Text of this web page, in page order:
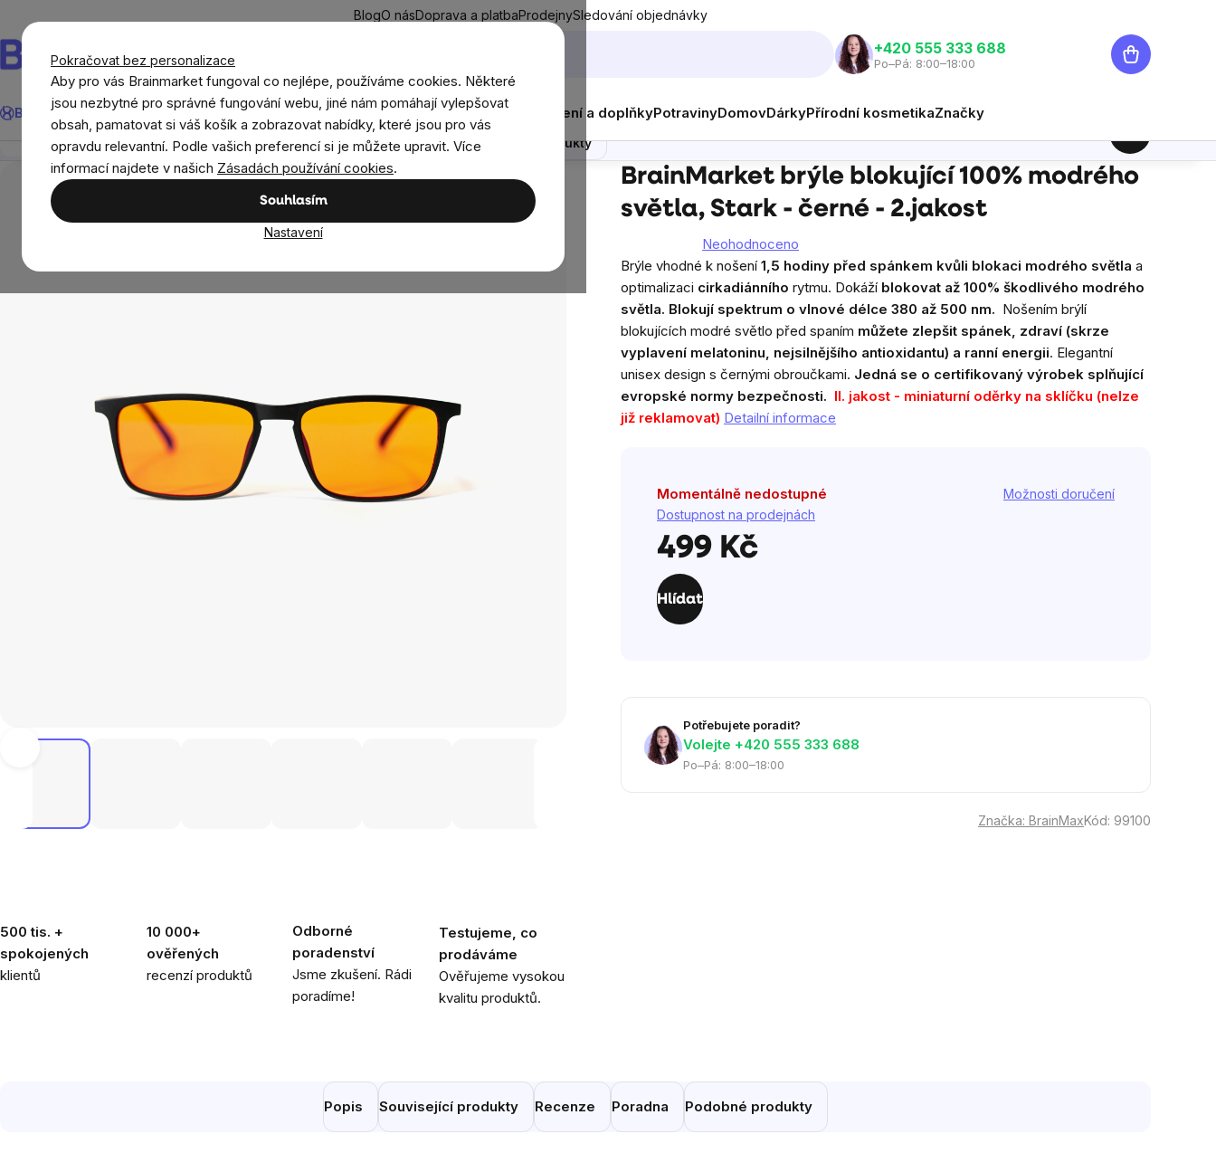
Pokračovat bez personalizace
Aby pro vás Brainmarket fungoval co nejlépe, používáme cookies. Některé
jsou nezbytné pro správné fungování webu, jiné nám pomáhají vylepšovat
obsah, pamatovat si váš košík a zobrazovat nabídky, které jsou pro vás
opravdu relevantní. Podle vašich preferencí si je můžete upravit. Více
informací najdete v našich Zásadách používání cookies.
Souhlasím
Nastavení
obsah
BlogO násDoprava a platbaProdejnySledování objednávky
Hledat
‭+420 555 333 688
Po–Pá: 8:00–18:00
Nákupní
košík
BrainMax® Léto Ušetři CíleDoplňky stravy a výživaNovinkyMužiŽenyDěti Oblečení a doplňkyPotravinyDomovDárkyPřírodní kosmetikaZnačky
Domov Blokace modrého světla BrainMarket brýle blokující 100% modrého světla, Stark - černé - 2.jakost
BrainMarket brýle blokující 100% modrého
světla, Stark - černé - 2.jakost
hodnocení
produktu
je
0,0
z
5
hvězdiček.
Neohodnoceno
500 tis. +
spokojených
klientů
10 000+
ověřených
recenzí produktů
Odborné
poradenství
Jsme zkušení. Rádi
poradíme!
Testujeme, co
prodáváme
Ověřujeme vysokou
kvalitu produktů.
Brýle vhodné k nošení 1,5 hodiny před spánkem kvůli blokaci modrého světla a
optimalizaci cirkadiánního rytmu. Dokáží blokovat až 100% škodlivého modrého
světla. Blokují spektrum o vlnové délce 380 až 500 nm. Nošením brýlí
blokujících modré světlo před spaním můžete zlepšit spánek, zdraví (skrze
vyplavení meIatoninu, nejsilnějšího antioxidantu) a ranní energii. Elegantní
unisex design s černými obroučkami. Jedná se o certifikovaný výrobek splňující
evropské normy bezpečnosti. II. jakost - miniaturní oděrky na sklíčku (nelze
již reklamovat) Detailní informace
Momentálně nedostupné
Dostupnost na prodejnách
Možnosti doručení
499 Kč
Hlídat
Potřebujete poradit?
Volejte ‭+420 555 333 688
Po–Pá: 8:00–18:00
Značka: BrainMaxKód: 99100
Popis Související produkty Recenze Poradna Podobné produkty
BrainMarket brýle blokující 100% modrého světla, Stark - černé - 2.jakost
Přehled Popis Související produkty Recenze Poradna Podobné produkty
Měrná cena: